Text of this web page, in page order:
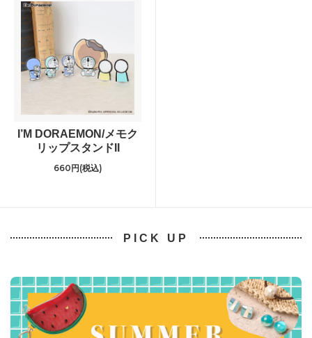
I’M DORAEMON/メモク
リップスタンドII
660円(税込)
PICK UP